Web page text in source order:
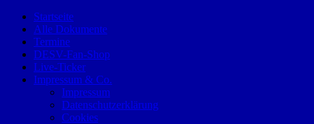
Startseite
Alle Dokumente
Termine
DESV-Fan-Shop
Live-Ticker
Impressum & Co.
Impressum
Datenschutzerklärung
Cookies